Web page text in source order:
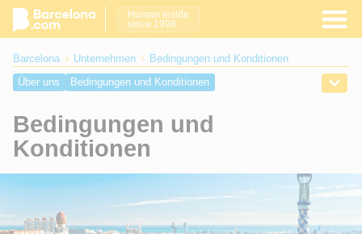
Human inside
since 1996
Barcelona Unternehmen
Bedingungen und Konditionen
Über uns
Bedingungen und Konditionen
Bedingungen und
Konditionen